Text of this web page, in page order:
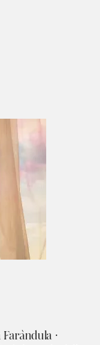
Faràndula ·